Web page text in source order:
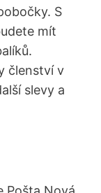
S
⁢mít
členství v
slevy a